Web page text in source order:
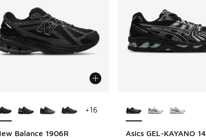
Balance 1906R
49 €
+16
Asics GEL-KAYANO 14
ÉCONOMISE 29 €